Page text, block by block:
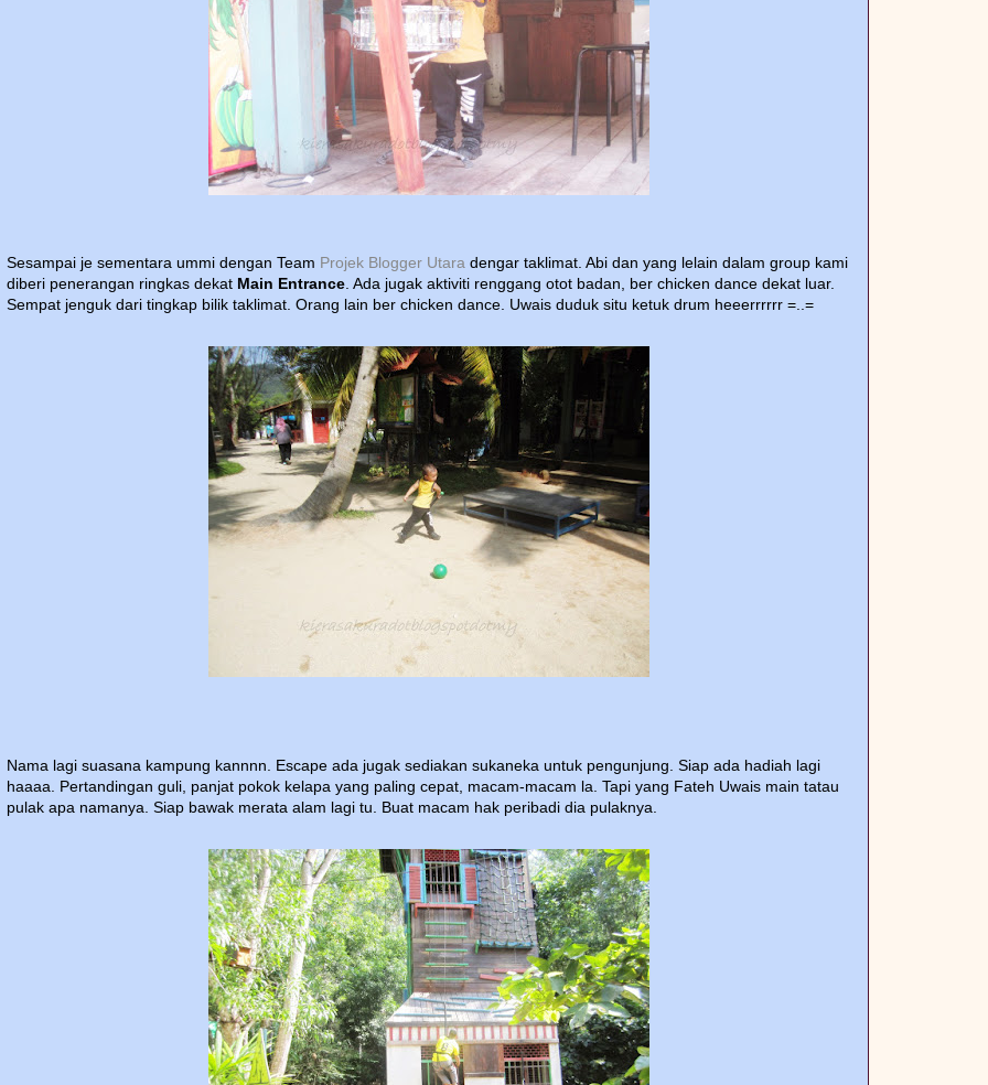
Sesampai je sementara ummi dengan Team Projek Blogger Utara dengar taklimat. Abi dan yang lelain dalam group kami
diberi penerangan ringkas dekat Main Entrance . Ada jugak aktiviti renggang otot badan, ber chicken dance dekat luar.
Sempat jenguk dari tingkap bilik taklimat. Orang lain ber chicken dance. Uwais duduk situ ketuk drum heeerrrrrr =..=
Nama lagi suasana kampung kannnn. Escape ada jugak sediakan sukaneka untuk pengunjung. Siap ada hadiah lagi
haaaa. Pertandingan guli, panjat pokok kelapa yang paling cepat, macam-macam la. Tapi yang Fateh Uwais main tatau
pulak apa namanya. Siap bawak merata alam lagi tu. Buat macam hak peribadi dia pulaknya.